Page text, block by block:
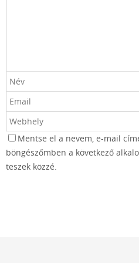
Mentse el a nevem, e-mail
böngészőmben a következő
teszek közzé.